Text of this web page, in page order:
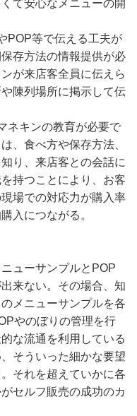
て安心なメニューの開
POP等で伝える工夫が
存方法の情報提供が必
が来店客全員に伝えら
陳列場所に掲示して伝
ネキンの教育が必要で
、食べ方や保存方法、
り、来店客との会話に
持つことにより、お客
場での対応力が購入率
入につながる。
ューサンプルとPOP
来ない。その場合、知
メニューサンプルを各
やのぼりの管理を行
な流通を利用している
そういった細かな要望
それを超えていかに各
セルフ販売の成功のカ